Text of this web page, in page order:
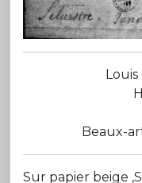
Louis
Beaux-
Sur papier beige